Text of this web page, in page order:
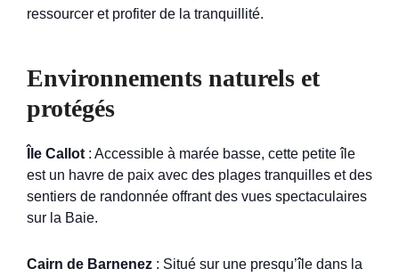
ressourcer et profiter de la tranquillité.
Environnements naturels et
protégés
Île Callot : Accessible à marée basse, cette petite île
est un havre de paix avec des plages tranquilles et des
sentiers de randonnée offrant des vues spectaculaires
sur la Baie.
Cairn de Barnenez : Situé sur une presqu’île dans la